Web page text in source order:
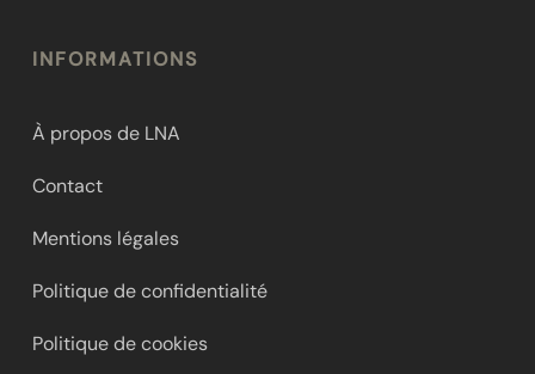
INFORMATIONS
À propos de LNA
Contact
Mentions légales
Politique de confidentialité
Politique de cookies